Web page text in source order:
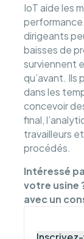
IoT aide les
dirigeants
baisses de
surviennent
qu’avant.
dans les
concevoir
final,
travailleurs
procédés.
Intéressé
votre usine
avec un